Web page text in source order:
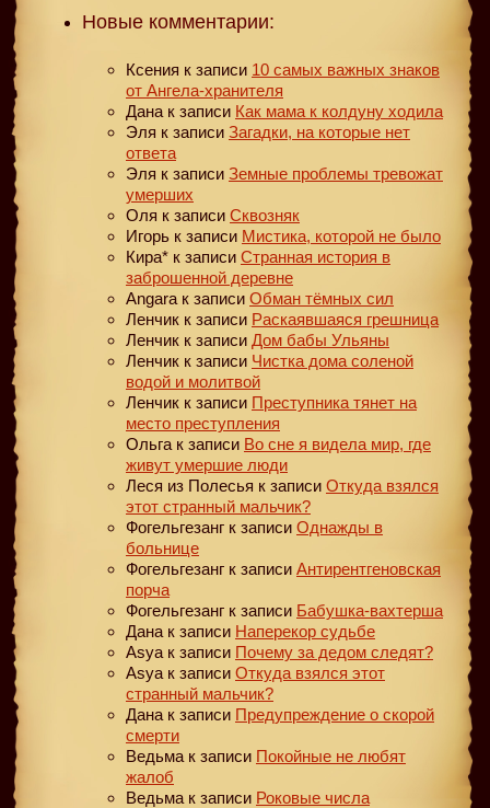
Новые комментарии:
Ксения к записи 10 самых важных знаков
от Ангела-хранителя
Дана к записи Как мама к колдуну ходила
Эля к записи Загадки, на которые нет
ответа
Эля к записи Земные проблемы тревожат
умерших
Оля к записи Сквозняк
Игорь к записи Мистика, которой не было
Кира* к записи Странная история в
заброшенной деревне
Angara к записи Обман тёмных сил
Ленчик к записи Раскаявшаяся грешница
Ленчик к записи Дом бабы Ульяны
Ленчик к записи Чистка дома соленой
водой и молитвой
Ленчик к записи Преступника тянет на
место преступления
Ольга к записи Во сне я видела мир, где
живут умершие люди
Леся из Полесья к записи Откуда взялся
этот странный мальчик?
Фогельгезанг к записи Однажды в
больнице
Фогельгезанг к записи Антирентгеновская
порча
Фогельгезанг к записи Бабушка-вахтерша
Дана к записи Наперекор судьбе
Asya к записи Почему за дедом следят?
Asya к записи Откуда взялся этот
странный мальчик?
Дана к записи Предупреждение о скорой
смерти
Ведьма к записи Покойные не любят
жалоб
Ведьма к записи Роковые числа